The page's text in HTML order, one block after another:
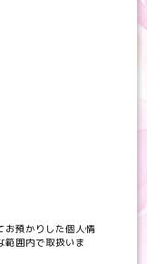
お預かりした個人情
範囲内で取扱いま